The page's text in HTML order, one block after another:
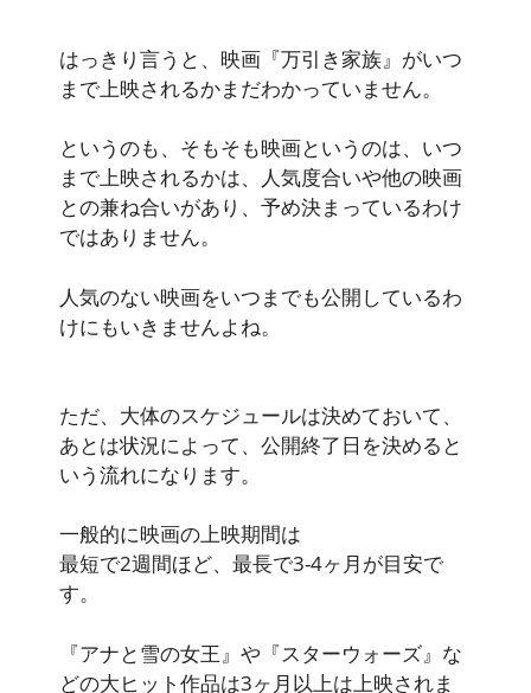
はっきり言うと、映画『万引き家族』がいつ
まで上映されるかまだわかっていません。
というのも、 そもそも映画というのは、いつ
まで上映されるかは、人気度合いや他の映画
との兼ね合いがあり、予め決まっているわけ
ではありません。
人気のない映画をいつまでも公開しているわ
けにもいきませんよね。
ただ、大体のスケジュールは決めておいて、
あとは状況によって、公開終了日を決めると
いう流れになります。
一般的に映画の上映期間は
最短で2週間ほど、 最長で3-4ヶ月が目安で
す。
『アナと雪の女王』や『スターウォーズ』な
どの大ヒット作品は3ヶ月以上は上映されま